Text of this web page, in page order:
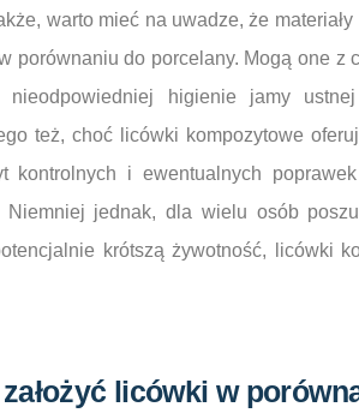
warto mieć na uwadze, że
porównaniu do porcelany. Mogą one z
nieodpowiedniej higienie jamy
też, choć licówki kompozytowe
kontrolnych i ewentualnych
Niemniej jednak, dla wielu osób
krótszą żywotność, licówki
licówki w